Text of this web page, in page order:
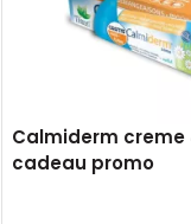
Calmiderm creme
cadeau promo